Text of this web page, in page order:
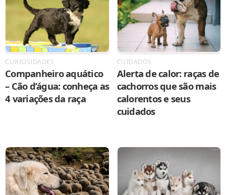
CURIOSIDADES
Companheiro aquático
– Cão d’água: conheça as
4 variações da raça
CUIDADOS
Alerta de calor: raças de
cachorros que são mais
calorentos e seus
cuidados